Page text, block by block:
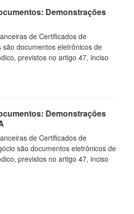
Demonstrações
de Certificados de
documentos eletrônicos de
previstos no artigo 47, inciso
Demonstrações
de Certificados de
são documentos eletrônicos de
previstos no artigo 47, inciso